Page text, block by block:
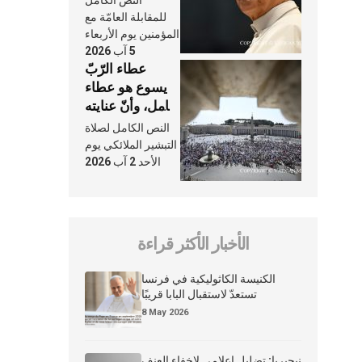
النَّفَس في حياة
الكنيسة
للمقابلة العامّة مع
المؤمنين يوم الأربعاء
5 آب 2026
عطاء الرّبّ
يسوع هو عطاء
شامل، وأنّ عنايته
بنا لا تغيب عنّا
أبدًا
النص الكامل لصلاة
التبشير الملائكي يوم
الأحد 2 آب 2026
الأخبار الأكثر قراءة
الكنيسة الكاثوليكية في فرنسا
تستعدّ لاستقبال البابا قريبًا
8 May 2026